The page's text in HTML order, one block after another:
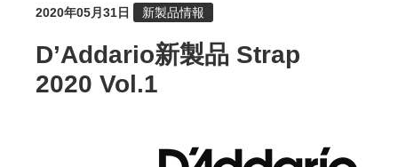
2020年05月31日 新製品情報
D’Addario新製品 Strap
2020 Vol.1